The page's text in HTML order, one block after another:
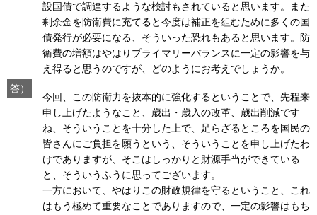
設国債で調達するような検討もされていると思います。また
剰余金を防衛費に充てると今度は補正を組むために多くの国
債発行が必要になる、そういった恐れもあると思います。防
衛費の増額はやはりプライマリーバランスに一定の影響を与
え得ると思うのですが、どのようにお考えでしょうか。
答）
今回、この防衛力を抜本的に強化するということで、先程来
申し上げたようなこと、歳出・歳入の改革、歳出削減です
ね、そういうことを十分した上で、足らざるところを国民の
皆さんにご負担を願うという、そういうことを申し上げたわ
けでありますが、そこはしっかりと財源手当ができている
と、そういうふうに思ってございます。
一方において、やはりこの財政規律を守るということ、これ
はもう極めて重要なことでありますので、一定の影響はもち